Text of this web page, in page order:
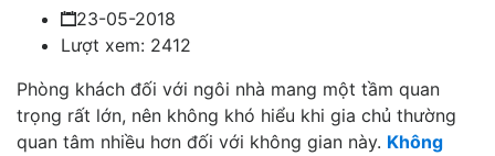
23-05-2018
Lượt xem: 2412
Phòng khách đối với ngôi nhà mang một tầm quan
trọng rất lớn, nên không khó hiểu khi gia chủ thường
quan tâm nhiều hơn đối với không gian này. Không